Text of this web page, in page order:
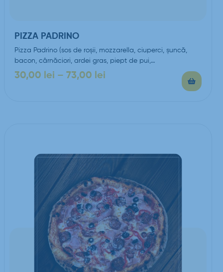
PIZZA PADRINO
Pizza Padrino (sos de roşii, mozzarella, ciuperci, şuncă,
bacon, cârnăciori, ardei gras, piept de pui,…
30,00 lei – 73,00 lei